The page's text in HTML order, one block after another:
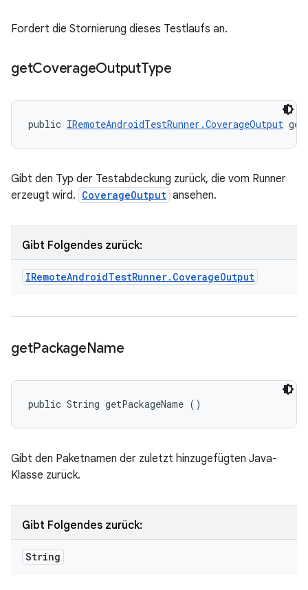
Fordert die Stornierung dieses Testlaufs an.
getCoverageOutputType
public IRemoteAndroidTestRunner.CoverageOutput
Gibt den Typ der Testabdeckung zurück, die vom Runner
erzeugt wird. CoverageOutput ansehen.
Gibt Folgendes zurück:
IRemoteAndroidTestRunner. CoverageOutput
getPackageName
public String getPackageName ()
Gibt den Paketnamen der zuletzt hinzugefügten Java-
Klasse zurück.
Gibt Folgendes zurück:
String